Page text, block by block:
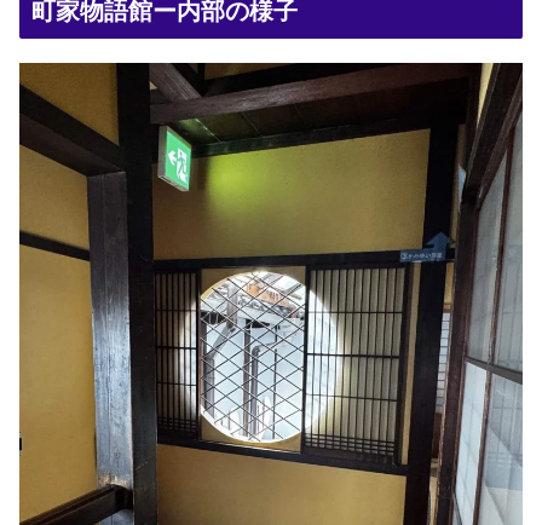
町家物語館ー内部の様子